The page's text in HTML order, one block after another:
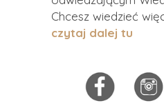
Chcesz wiedzieć
czytaj dalej tu